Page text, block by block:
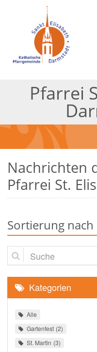
Pfarrei
Nachrichten
Pfarrei St.
Sortierung nach
Suche
Kategorien
Alle
Gartenfest 2
St. Martin 3